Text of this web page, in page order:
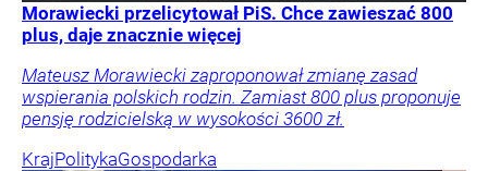
Morawiecki przelicytował PiS. Chce zawieszać 800
plus, daje znacznie więcej
Mateusz Morawiecki zaproponował zmianę zasad
wspierania polskich rodzin. Zamiast 800 plus proponuje
pensję rodzicielską w wysokości 3600 zł.
KrajPolitykaGospodarka